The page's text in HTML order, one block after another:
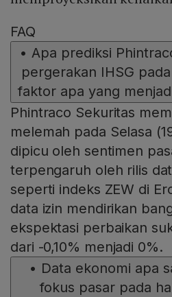
FAQ
• Apa prediksi
pergerakan IHSG
faktor apa yang
Phintraco Sekuritas
melemah pada Selasa
dipicu oleh sentimen
terpengaruh oleh rilis
seperti indeks ZEW di
data izin mendirikan
ekspektasi perbaikan
dari -0,10% menjadi 0%.
• Data ekonomi apa
fokus pasar pada